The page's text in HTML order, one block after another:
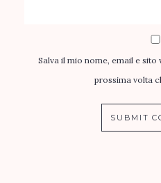
Salva il mio nome, email e
prossima volta